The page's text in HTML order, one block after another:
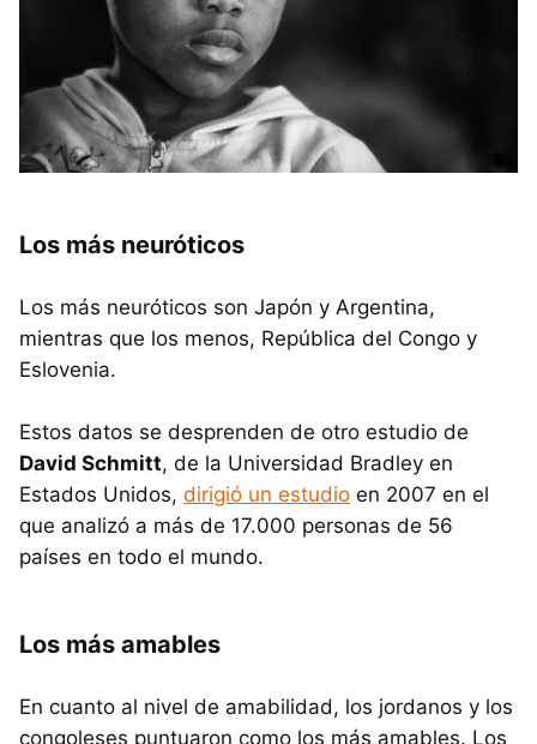
Los más neuróticos
Los más neuróticos son Japón y Argentina,
mientras que los menos, República del Congo y
Eslovenia.
Estos datos se desprenden de otro estudio de
David Schmitt, de la Universidad Bradley en
Estados Unidos, dirigió un estudio en 2007 en el
que analizó a más de 17.000 personas de 56
países en todo el mundo.
Los más amables
En cuanto al nivel de amabilidad, los jordanos y los
congoleses puntuaron como los más amables. Los